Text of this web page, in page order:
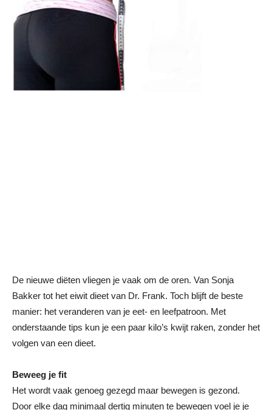
De nieuwe diëten vliegen je vaak om de oren. Van Sonja
Bakker tot het eiwit dieet van Dr. Frank. Toch blijft de beste
manier: het veranderen van je eet- en leefpatroon. Met
onderstaande tips kun je een paar kilo’s kwijt raken, zonder het
volgen van een dieet.
Beweeg je fit
Het wordt vaak genoeg gezegd maar bewegen is gezond.
Door elke dag minimaal dertig minuten te bewegen voel je je